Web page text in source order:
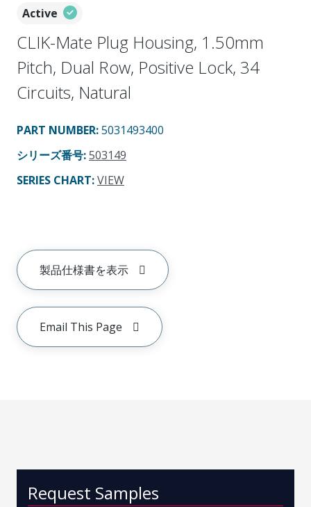
Active
CLIK-Mate Plug Housing, 1.50mm
Pitch, Dual Row, Positive Lock, 34
Circuits, Natural
PART NUMBER:5031493400
シリーズ番号:503149
SERIES CHART:VIEW
製品仕様書を表示
Email This Page
Request Samples